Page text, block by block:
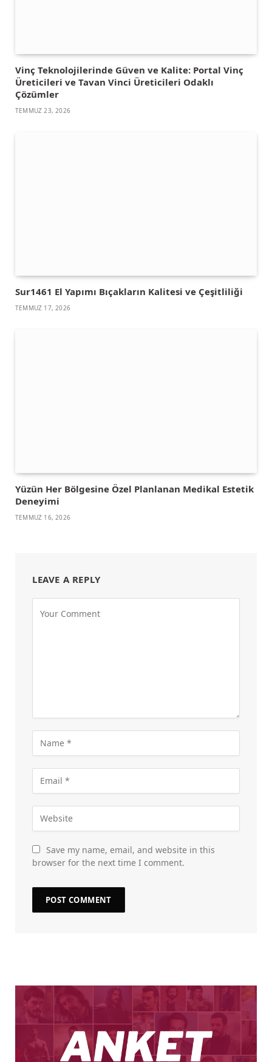
Vinç Teknolojilerinde Güven ve Kalite: Portal Vinç
Üreticileri ve Tavan Vinci Üreticileri Odaklı
Çözümler
TEMMUZ 23, 2026
Sur1461 El Yapımı Bıçakların Kalitesi ve Çeşitliliği
TEMMUZ 17, 2026
Yüzün Her Bölgesine Özel Planlanan Medikal Estetik
Deneyimi
TEMMUZ 16, 2026
LEAVE A REPLY
Save my name, email, and website in this
browser for the next time I comment.